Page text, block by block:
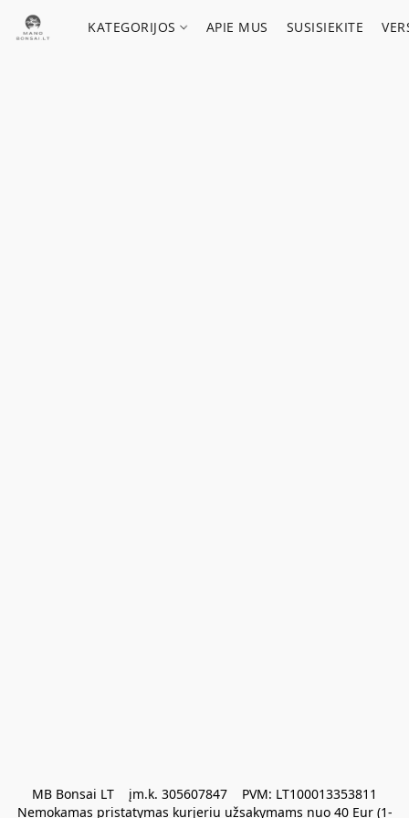
KATEGORIJOS APIE MUS SUSISIEKITE
MB Bonsai LT    įm.k. 305607847    PVM: LT100013353811
Nemokamas pristatymas kurjeriu užsakymams nuo 40 Eur (1-